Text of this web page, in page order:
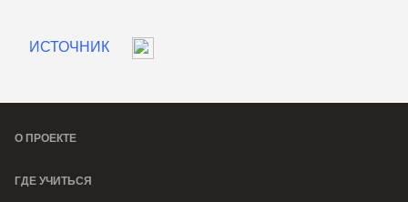
ИСТОЧНИК
О ПРОЕКТЕ
ГДЕ УЧИТЬСЯ